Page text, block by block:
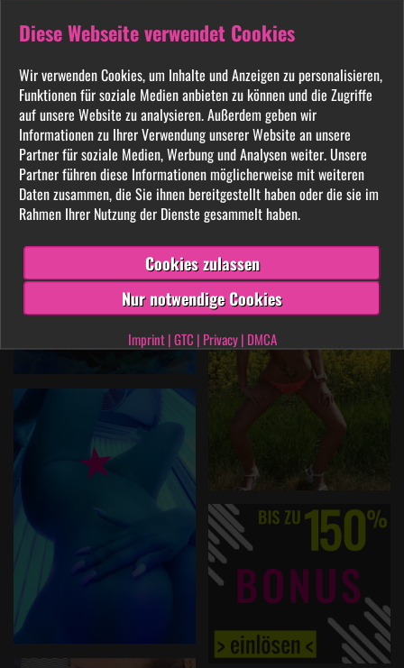
Diese Webseite verwendet Cookies
Wir verwenden Cookies, um Inhalte und Anzeigen zu personalisieren,
Funktionen für soziale Medien anbieten zu können und die Zugriffe
auf unsere Website zu analysieren. Außerdem geben wir
Informationen zu Ihrer Verwendung unserer Website an unsere
Partner für soziale Medien, Werbung und Analysen weiter. Unsere
Partner führen diese Informationen möglicherweise mit weiteren
Daten zusammen, die Sie ihnen bereitgestellt haben oder die sie im
Rahmen Ihrer Nutzung der Dienste gesammelt haben.
Cookies zulassen
Nur notwendige Cookies
Imprint|GTC | Privacy| DMCA